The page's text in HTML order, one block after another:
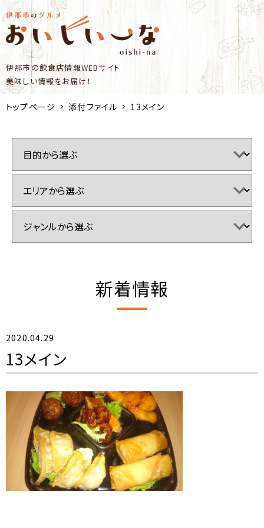
伊那市の飲食店情報WEBサイト
美味しい情報をお届け！
トップページ 添付ファイル 13メイン
新着情報
2020.04.29
13メイン